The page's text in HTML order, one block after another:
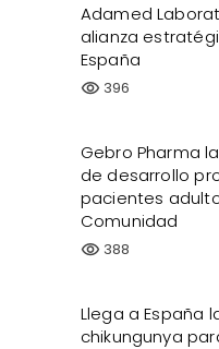
Adamed
alianza
España
visibility 396
Gebro Pharma
de desarrollo
pacientes
Comunidad
visibility 388
Llega a España
chikungunya